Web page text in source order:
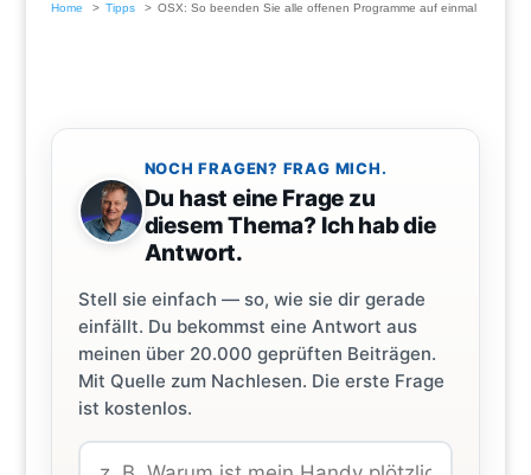
Home Tipps OSX: So beenden Sie alle offenen Programme auf einmal
NOCH FRAGEN? FRAG MICH.
Du hast eine Frage zu
diesem Thema? Ich hab die
Antwort.
Stell sie einfach — so, wie sie dir gerade
einfällt. Du bekommst eine Antwort aus
meinen über 20.000 geprüften Beiträgen.
Mit Quelle zum Nachlesen. Die erste Frage
ist kostenlos.